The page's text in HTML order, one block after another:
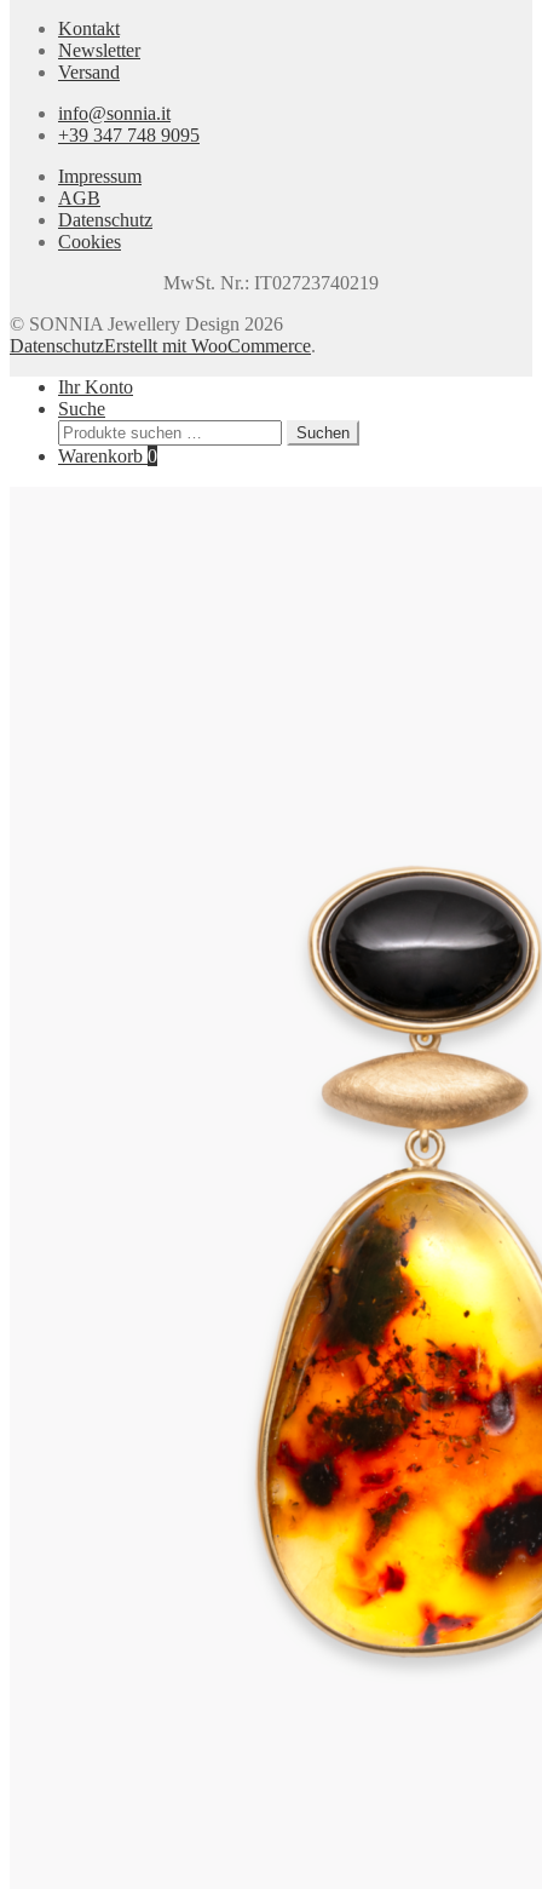
Kontakt
Newsletter
Versand
info@sonnia.it
+39 347 748 9095
Impressum
AGB
Datenschutz
Cookies
MwSt. Nr.: IT02723740219
© SONNIA Jewellery Design 2026
DatenschutzErstellt mit WooCommerce.
Ihr Konto
Suche
Suchen
nach:
Suchen
Warenkorb 0